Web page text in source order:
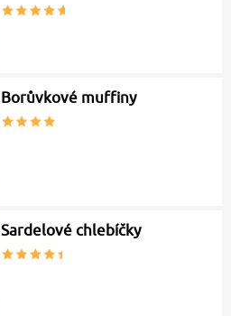
Borůvkové muffiny
Sardelové chlebíčky